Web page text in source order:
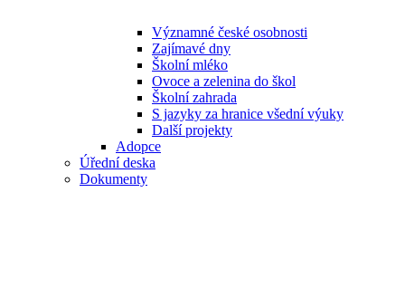
Významné české osobnosti
Zajímavé dny
Školní mléko
Ovoce a zelenina do škol
Školní zahrada
S jazyky za hranice všední výuky
Další projekty
Adopce
Úřední deska
Dokumenty